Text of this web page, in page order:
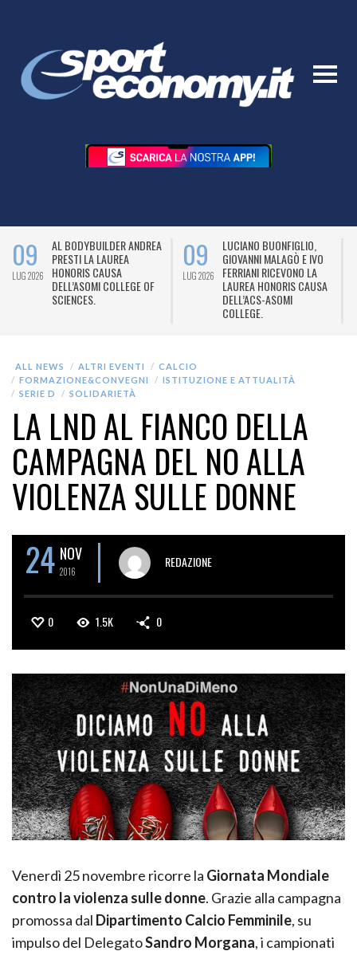
09
LUG 2026
AL BODYBUILDER ANDREA
PRESTI LA LAUREA
HONORIS CAUSA
DELL’ASOMI COLLEGE OF
SCIENCES.
09
LUG 2026
LUCIANO BUONFIGLIO,
GIOVANNI MALAGÒ E IVO
FERRIANI RICEVONO LA
LAUREA HONORIS CAUSA
DELL’ACS-ASOMI
COLLEGE.
ALL NEWS ALTRI EVENTI
CALCIO
FORMAZIONE&CONVEGNI
ISTITUZIONE E ATTUALITÀ
SERIE D
SOLIDARIETÀ
LA LND AL FIANCO DELLA
CAMPAGNA DEL NO ALLA
VIOLENZA SULLE DONNE
24 NOV
2016
REDAZIONE
0 1.5K 0
Venerdì 25 novembre ricorre la Giornata Mondiale
contro la violenza sulle donne. Grazie alla campagna
promossa dal Dipartimento Calcio Femminile, su
impulso del DelegatoSandro Morgana, i campionati